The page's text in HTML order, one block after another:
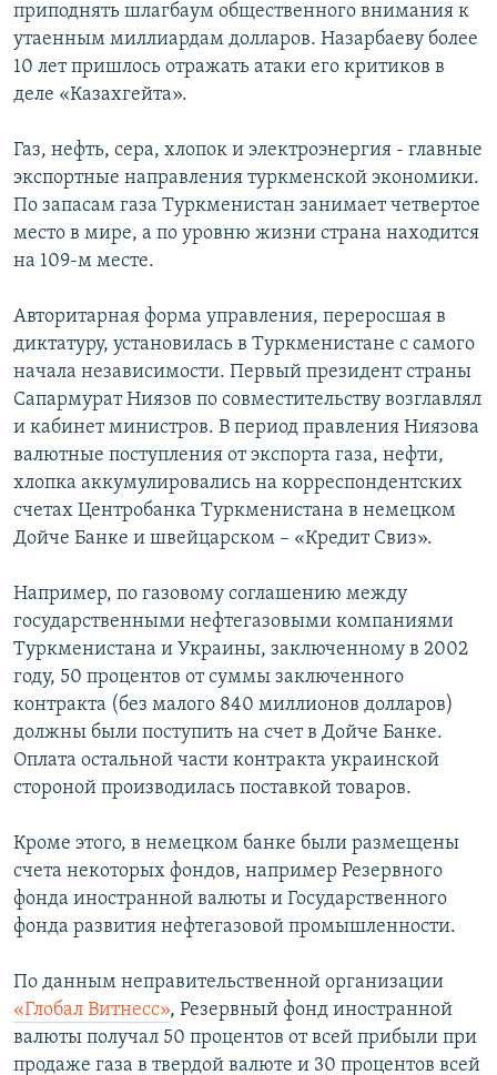
приподнять шлагбаум общественного внимания к
утаенным миллиардам долларов. Назарбаеву более
10 лет пришлось отражать атаки его критиков в
деле «Казахгейта».
Газ, нефть, сера, хлопок и электроэнергия - главные
экспортные направления туркменской экономики.
По запасам газа Туркменистан занимает четвертое
место в мире, а по уровню жизни страна находится
на 109-м месте.
Авторитарная форма управления, переросшая в
диктатуру, установилась в Туркменистане с самого
начала независимости. Первый президент страны
Сапармурат Ниязов по совместительству возглавлял
и кабинет министров. В период правления Ниязова
валютные поступления от экспорта газа, нефти,
хлопка аккумулировались на корреспондентских
счетах Центробанка Туркменистана в немецком
Дойче Банке и швейцарском – «Кредит Свиз».
Например, по газовому соглашению между
государственными нефтегазовыми компаниями
Туркменистана и Украины, заключенному в 2002
году, 50 процентов от суммы заключенного
контракта (без малого 840 миллионов долларов)
должны были поступить на счет в Дойче Банке.
Оплата остальной части контракта украинской
стороной производилась поставкой товаров.
Кроме этого, в немецком банке были размещены
счета некоторых фондов, например Резервного
фонда иностранной валюты и Государственного
фонда развития нефтегазовой промышленности.
По данным неправительственной организации
«Глобал Витнесс», Резервный фонд иностранной
валюты получал 50 процентов от всей прибыли при
продаже газа в твердой валюте и 30 процентов всей